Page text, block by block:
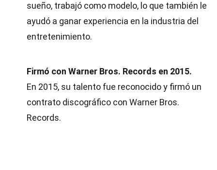
sueño, trabajó como modelo, lo que también le
ayudó a ganar experiencia en la industria del
entretenimiento.
Firmó con Warner Bros. Records en 2015.
En 2015, su talento fue reconocido y firmó un
contrato discográfico con Warner Bros.
Records.